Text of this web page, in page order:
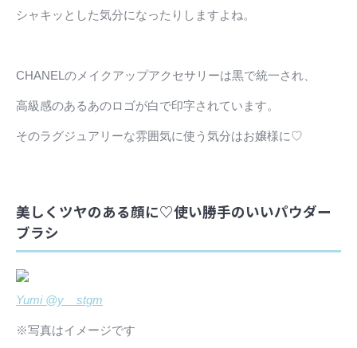
シャキッとした気分になったりしますよね。
CHANELのメイクアップアクセサリーは黒で統一され、
高級感のあるあのロゴが白で印字されています。
そのラグジュアリーな雰囲気に使う気分はお嬢様に♡
美しくツヤのある顔に♡使い勝手のいいパウダー
ブラシ
Yumi @y__stgm
※写真はイメージです